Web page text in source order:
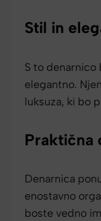
Stil in
S to
elegantno.
luksuza, ki bo
Praktična
Denarnica
enostavno
boste vedno